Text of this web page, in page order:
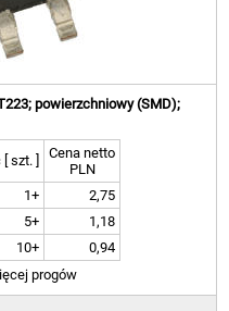
powierzchniowy (SMD);
szt. ]
Cena netto
PLN
1+
2,75
5+
1,18
10+
0,94
progów